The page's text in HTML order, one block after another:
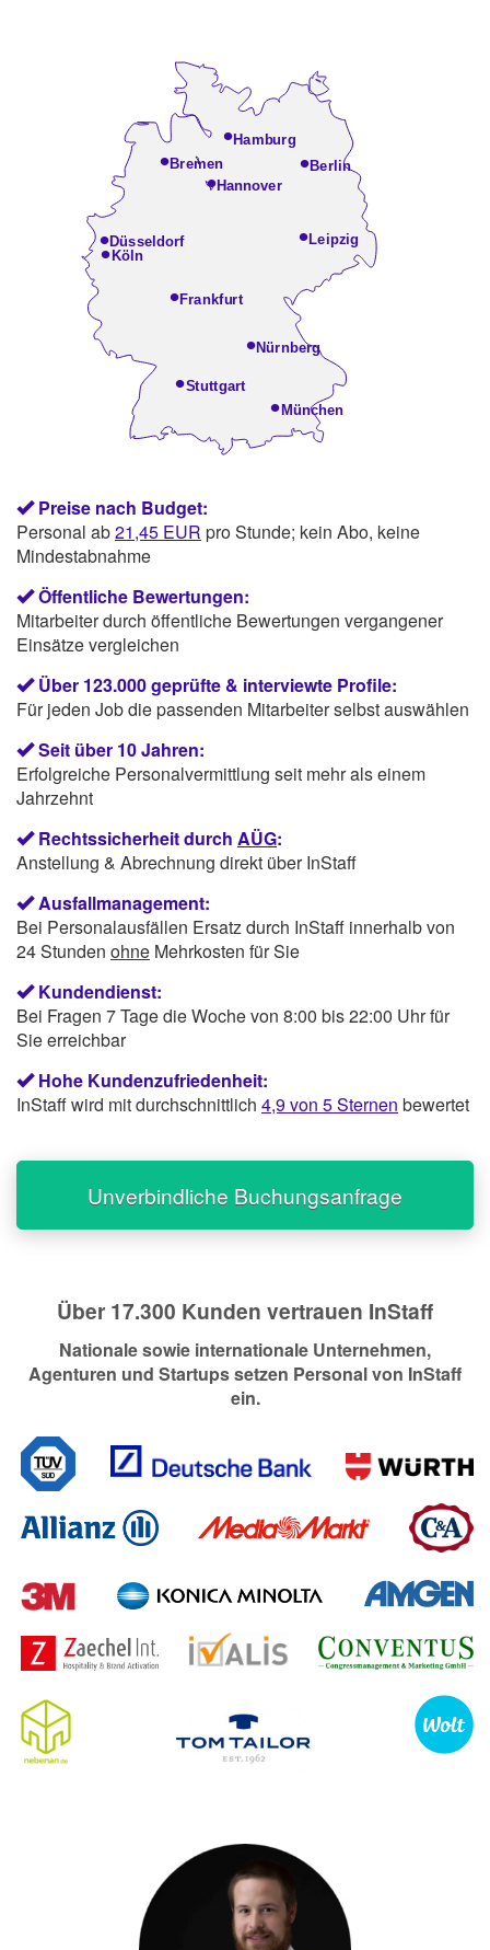
•Hamburg
•Hannover
•Frankfurt
• München
•Berlin
•Stuttgart
•Nürnberg
•Düsseldorf
•Köln
•Leipzig
•Bremen
Preise nach Budget:
Personal ab21,45 EUR pro Stunde; kein Abo, keine
Mindestabnahme
Öffentliche Bewertungen:
Mitarbeiter durch öffentliche Bewertungen vergangener
Einsätze vergleichen
Über 123.000 geprüfte & interviewte Profile:
Für jeden Job die passenden Mitarbeiter selbst auswählen
Seit über 10 Jahren:
Erfolgreiche Personalvermittlung seit mehr als einem
Jahrzehnt
Rechtssicherheit durch AÜG:
Anstellung & Abrechnung direkt über InStaff
Ausfallmanagement:
Bei Personalausfällen Ersatz durch InStaff innerhalb von
24 Stunden ohne Mehrkosten für Sie
Kundendienst:
Bei Fragen 7 Tage die Woche von 8:00 bis 22:00 Uhr für
Sie erreichbar
Hohe Kundenzufriedenheit:
InStaff wird mit durchschnittlich 4,9 von 5 Sternen bewertet
Unverbindliche Buchungsanfrage
Über 17.300 Kunden vertrauen InStaff
Nationale sowie internationale Unternehmen,
Agenturen und Startups setzen Personal von InStaff
ein.